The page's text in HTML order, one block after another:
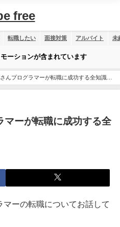
free
転職したい 面接対策 アルバイト 未
ーションが含まれています
んプログラマーが転職に成功する全知識と
マーが転職に成功する全
マーの転職についてお話して